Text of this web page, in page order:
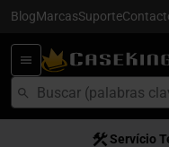
BlogMarcasSuporte
Servício